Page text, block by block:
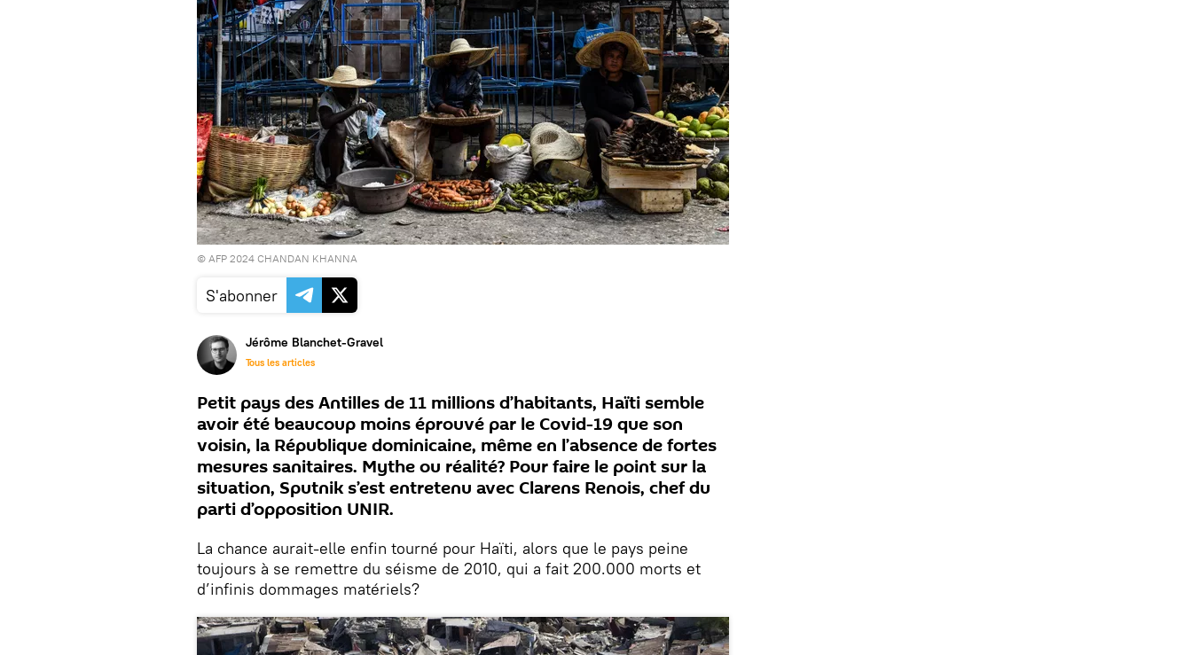
© AFP 2024 CHANDAN KHANNA
S'abonner
Jérôme Blanchet-Gravel
Tous les articles
Petit pays des Antilles de 11 millions d’habitants, Haïti semble
avoir été beaucoup moins éprouvé par le Covid-19 que son
voisin, la République dominicaine, même en l’absence de fortes
mesures sanitaires. Mythe ou réalité? Pour faire le point sur la
situation, Sputnik s’est entretenu avec Clarens Renois, chef du
parti d’opposition UNIR.
La chance aurait-elle enfin tourné pour Haïti, alors que le pays peine
toujours à se remettre du séisme de 2010, qui a fait 200.000 morts et
d’infinis dommages matériels?